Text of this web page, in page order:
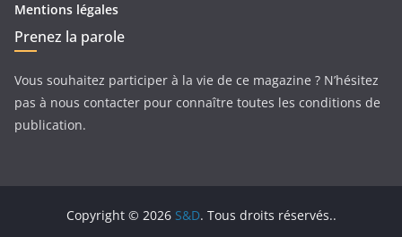
Mentions légales
Prenez la parole
Vous souhaitez participer à la vie de ce magazine ? N’hésitez
pas à nous contacter pour connaître toutes les conditions de
publication.
Copyright © 2026 S&D. Tous droits réservés..